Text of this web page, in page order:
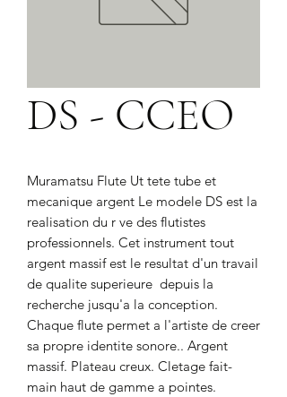
DS - CCEO
Muramatsu Flute Ut tete tube et
mecanique argent Le modele DS est la
realisation du r ve des flutistes
professionnels. Cet instrument tout
argent massif est le resultat d'un travail
de qualite superieure  depuis la
recherche jusqu'a la conception.
Chaque flute permet a l'artiste de creer
sa propre identite sonore.. Argent
massif. Plateau creux. Cletage fait-
main haut de gamme a pointes.